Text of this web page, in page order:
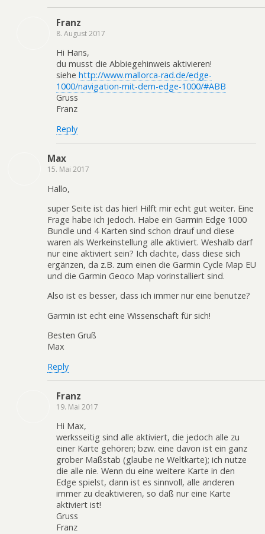
Franz
8. August 2017
Hi Hans,
du musst die Abbiegehinweis aktivieren!
siehe http://www.mallorca-rad.de/edge-
1000/navigation-mit-dem-edge-1000/#ABB
Gruss
Franz
Reply
Max
15. Mai 2017
Hallo,
super Seite ist das hier! Hilft mir echt gut weiter. Eine
Frage habe ich jedoch. Habe ein Garmin Edge 1000
Bundle und 4 Karten sind schon drauf und diese
waren als Werkeinstellung alle aktiviert. Weshalb darf
nur eine aktiviert sein? Ich dachte, dass diese sich
ergänzen, da z.B. zum einen die Garmin Cycle Map EU
und die Garmin Geoco Map vorinstalliert sind.
Also ist es besser, dass ich immer nur eine benutze?
Garmin ist echt eine Wissenschaft für sich!
Besten Gruß
Max
Reply
Franz
19. Mai 2017
Hi Max,
werksseitig sind alle aktiviert, die jedoch alle zu
einer Karte gehören; bzw. eine davon ist ein ganz
grober Maßstab (glaube ne Weltkarte); ich nutze
die alle nie. Wenn du eine weitere Karte in den
Edge spielst, dann ist es sinnvoll, alle anderen
immer zu deaktivieren, so daß nur eine Karte
aktiviert ist!
Gruss
Franz